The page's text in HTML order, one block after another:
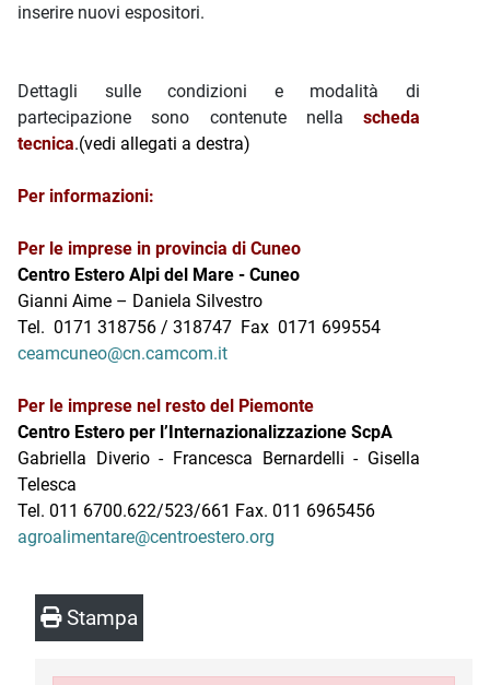
inserire nuovi espositori.
Dettagli sulle condizioni e modalità di
partecipazione sono contenute nella scheda
tecnica.(vedi allegati a destra)
Per informazioni:
Per le imprese in provincia di Cuneo
Centro Estero Alpi del Mare - Cuneo
Gianni Aime – Daniela Silvestro
Tel. 0171 318756 / 318747 Fax 0171 699554
ceamcuneo@cn.camcom.it
Per le imprese nel resto del Piemonte
Centro Estero per l’Internazionalizzazione ScpA
Gabriella Diverio - Francesca Bernardelli-Gisella
Telesca
Tel. 011 6700.622/523/661 Fax. 011 6965456
agroalimentare@centroestero.org
Stampa